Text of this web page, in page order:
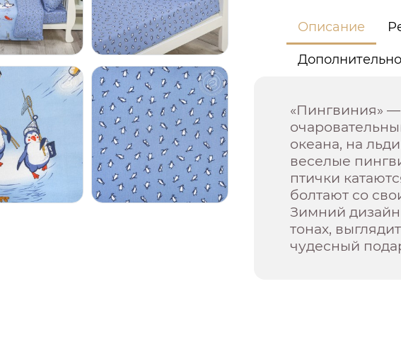
Описание
Дополнительно
«Пингвиния» —
океана, на
веселые
птички
болтают со
Зимний
тонах,
чудесный